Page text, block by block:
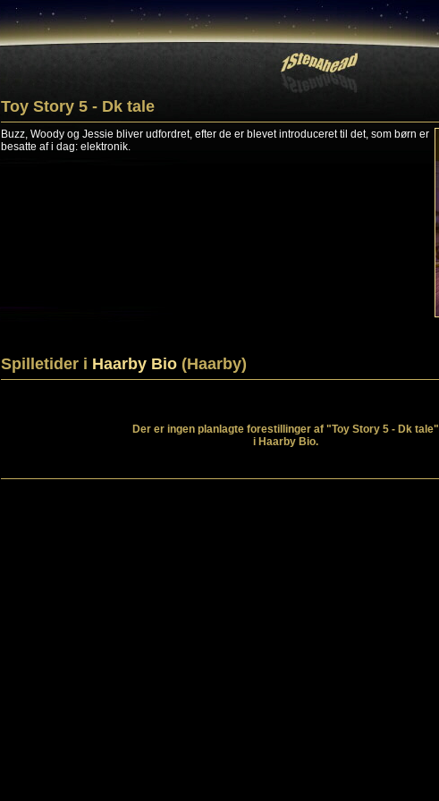
Toy Story 5 - Dk tale
Buzz, Woody og Jessie bliver udfordret, efter de er blevet introduceret til det, som børn er
besatte af i dag: elektronik.
Spilletider i Haarby Bio (Haarby)
Der er ingen planlagte forestillinger af "Toy Story 5 - Dk tale"
i Haarby Bio.